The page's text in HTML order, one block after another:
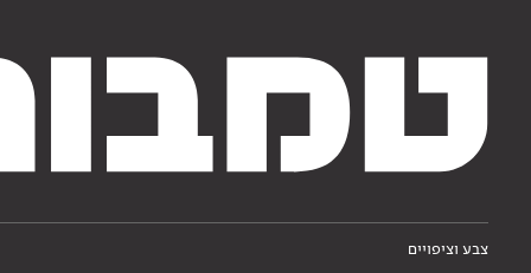
צבע וציפויים